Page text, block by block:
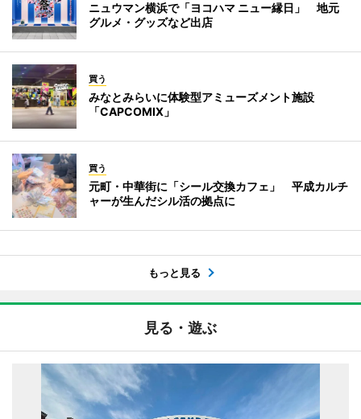
ニュウマン横浜で「ヨコハマ ニュー縁日」 地元
グルメ・グッズなど出店
買う
みなとみらいに体験型アミューズメント施設
「CAPCOMIX」
買う
元町・中華街に「シール交換カフェ」 平成カルチ
ャーが生んだシル活の拠点に
もっと見る
見る・遊ぶ